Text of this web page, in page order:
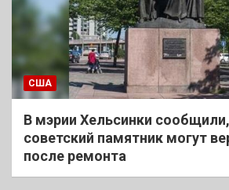
США
В мэрии Хельсинки
советский памятник могут
после ремонта